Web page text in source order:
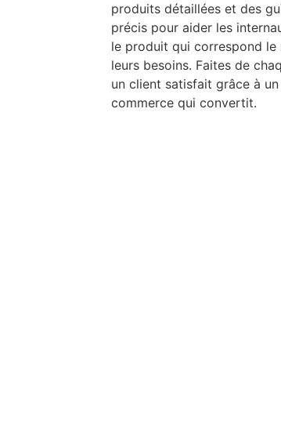
produits détaillées et des
précis pour aider les
le produit qui correspond le
leurs besoins. Faites de
un client satisfait grâce à
commerce qui convertit.